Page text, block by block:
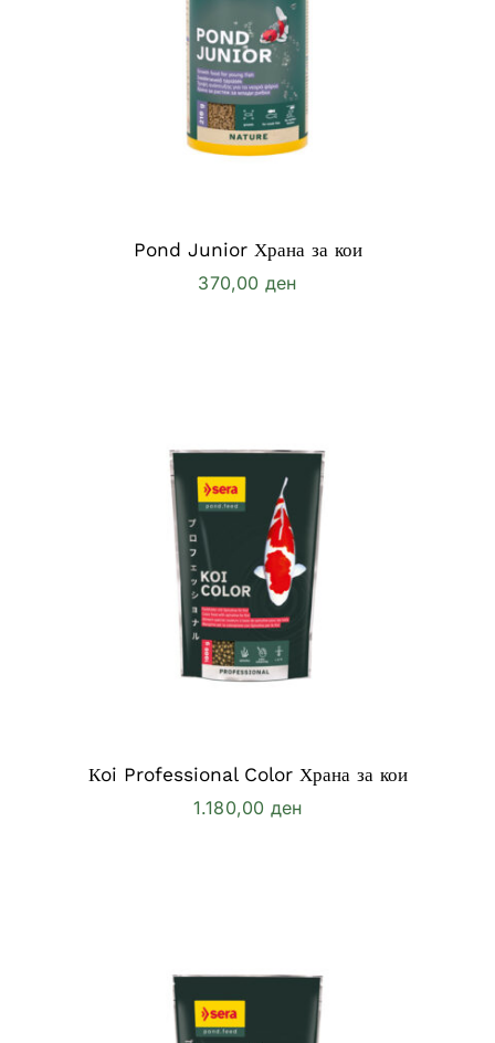
Pond Junior Храна за кои
370,00 ден
Кoi Professional Color Храна за кои
1.180,00 ден